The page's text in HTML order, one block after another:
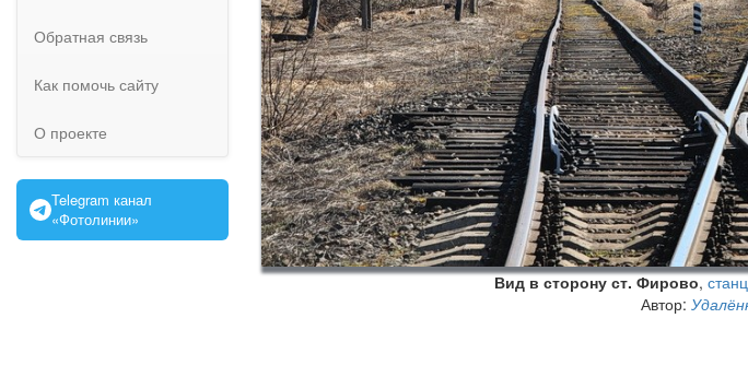
Обратная связь
Как помочь сайту
О проекте
Telegram канал
«Фотолинии»
Вид в сторону ст. Фирово,
Автор: